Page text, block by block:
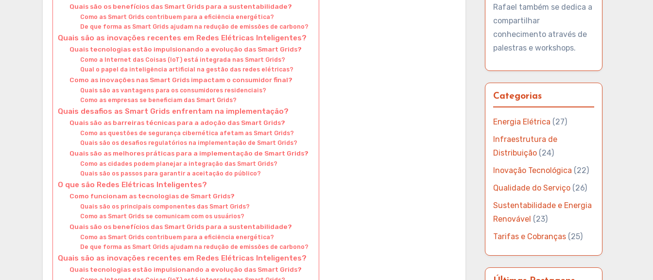
Quais são os benefícios das Smart Grids para a sustentabilidade?
Como as Smart Grids contribuem para a eficiência energética?
De que forma as Smart Grids ajudam na redução de emissões de carbono?
Quais são as inovações recentes em Redes Elétricas Inteligentes?
Quais tecnologias estão impulsionando a evolução das Smart Grids?
Como a Internet das Coisas (IoT) está integrada nas Smart Grids?
Qual o papel da inteligência artificial na gestão das redes elétricas?
Como as inovações nas Smart Grids impactam o consumidor final?
Quais são as vantagens para os consumidores residenciais?
Como as empresas se beneficiam das Smart Grids?
Quais desafios as Smart Grids enfrentam na implementação?
Quais são as barreiras técnicas para a adoção das Smart Grids?
Como as questões de segurança cibernética afetam as Smart Grids?
Quais são os desafios regulatórios na implementação de Smart Grids?
Quais são as melhores práticas para a implementação de Smart Grids?
Como as cidades podem planejar a integração das Smart Grids?
Quais são os passos para garantir a aceitação do público?
O que são Redes Elétricas Inteligentes?
Como funcionam as tecnologias de Smart Grids?
Quais são os principais componentes das Smart Grids?
Como as Smart Grids se comunicam com os usuários?
Quais são os benefícios das Smart Grids para a sustentabilidade?
Como as Smart Grids contribuem para a eficiência energética?
De que forma as Smart Grids ajudam na redução de emissões de carbono?
Quais são as inovações recentes em Redes Elétricas Inteligentes?
Quais tecnologias estão impulsionando a evolução das Smart Grids?
Rafael também se dedica a
compartilhar
conhecimento através de
palestras e workshops.
Categorias
Energia Elétrica (27)
Infraestrutura de
Distribuição (24)
Inovação Tecnológica (22)
Qualidade do Serviço (26)
Sustentabilidade e Energia
Renovável (23)
Tarifas e Cobranças (25)